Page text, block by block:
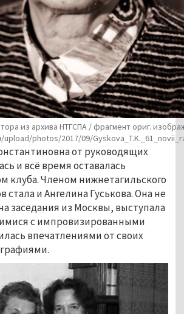
из архива НТГСПА / фрагмент ориг.
photos/2017/09/
от руководящих
и всё время оставалась
клуба. Членом нижнетагильского
стала и Ангелина Гуськова. Она не
заседания из Москвы, выступала
с импровизированными
впечатлениями от своих